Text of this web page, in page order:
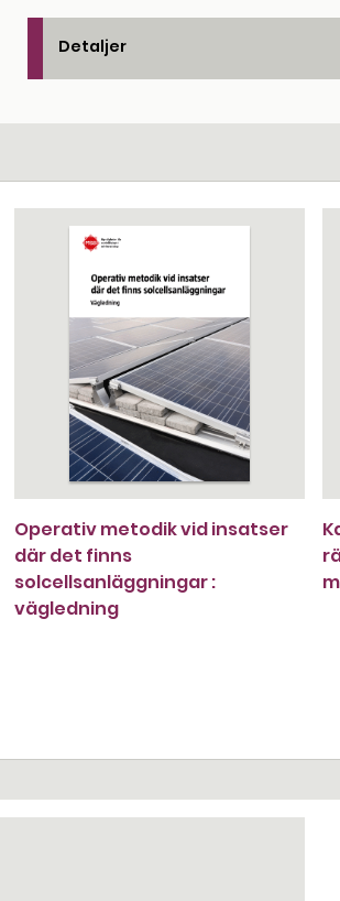
Detaljer
Operativ metodik vid insatser
där det finns
solcellsanläggningar :
vägledning